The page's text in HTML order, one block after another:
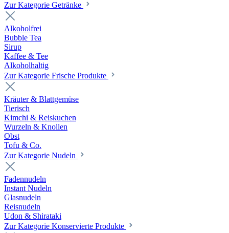
Zur Kategorie Getränke
Alkoholfrei
Bubble Tea
Sirup
Kaffee & Tee
Alkoholhaltig
Zur Kategorie Frische Produkte
Kräuter & Blattgemüse
Tierisch
Kimchi & Reiskuchen
Wurzeln & Knollen
Obst
Tofu & Co.
Zur Kategorie Nudeln
Fadennudeln
Instant Nudeln
Glasnudeln
Reisnudeln
Udon & Shirataki
Zur Kategorie Konservierte Produkte